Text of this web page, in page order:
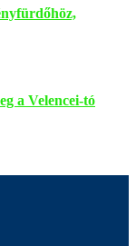
a Velencei-tó